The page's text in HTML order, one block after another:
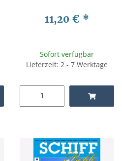
11,20 € *
Sofort verfügbar
Lieferzeit: 2 - 7 Werktage